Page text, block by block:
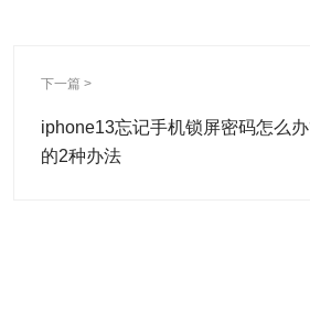
下一篇 >
iphone13忘记手机锁屏密码怎么
的2种办法